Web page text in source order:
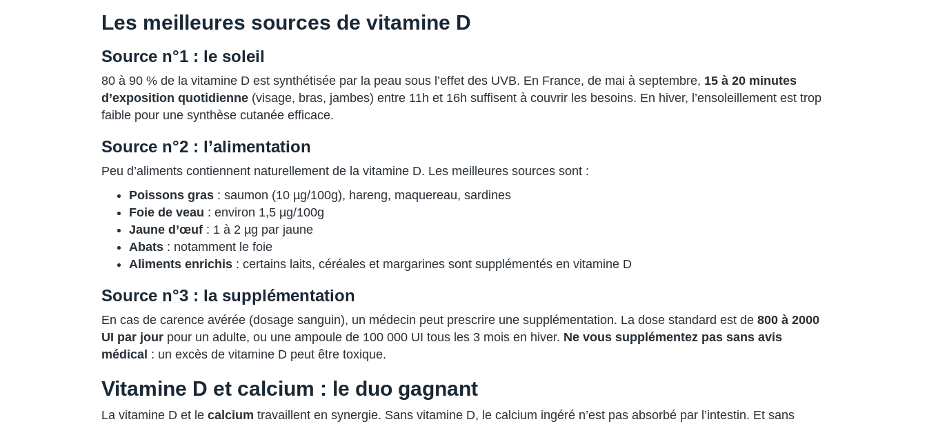
Les meilleures sources de vitamine D
Source n°1 : le soleil
80 à 90 % de la vitamine D est synthétisée par la peau sous l’effet des UVB. En France, de mai à septembre, 15 à 20 minutes
d’exposition quotidienne (visage, bras, jambes) entre 11h et 16h suffisent à couvrir les besoins. En hiver, l’ensoleillement est trop
faible pour une synthèse cutanée efficace.
Source n°2 : l’alimentation
Peu d’aliments contiennent naturellement de la vitamine D. Les meilleures sources sont :
Poissons gras : saumon (10 µg/100g), hareng, maquereau, sardines
Foie de veau : environ 1,5 µg/100g
Jaune d’œuf : 1 à 2 µg par jaune
Abats : notamment le foie
Aliments enrichis : certains laits, céréales et margarines sont supplémentés en vitamine D
Source n°3 : la supplémentation
En cas de carence avérée (dosage sanguin), un médecin peut prescrire une supplémentation. La dose standard est de 800 à 2000
UI par jour pour un adulte, ou une ampoule de 100 000 UI tous les 3 mois en hiver. Ne vous supplémentez pas sans avis
médical : un excès de vitamine D peut être toxique.
Vitamine D et calcium : le duo gagnant
La vitamine D et le calcium travaillent en synergie. Sans vitamine D, le calcium ingéré n’est pas absorbé par l’intestin. Et sans